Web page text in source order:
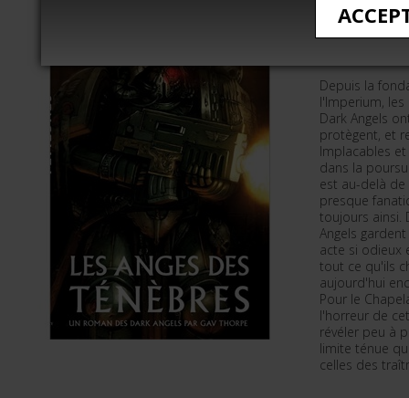
Les
Depuis la
l'Imperium,
Dark Angels
protègent, et
Implacables
dans la
est au-delà
presque
toujours ainsi.
Angels
acte si odieux
tout ce qu'ils
aujourd'hui
Pour le
l'horreur de
révéler peu à
limite ténue
celles des